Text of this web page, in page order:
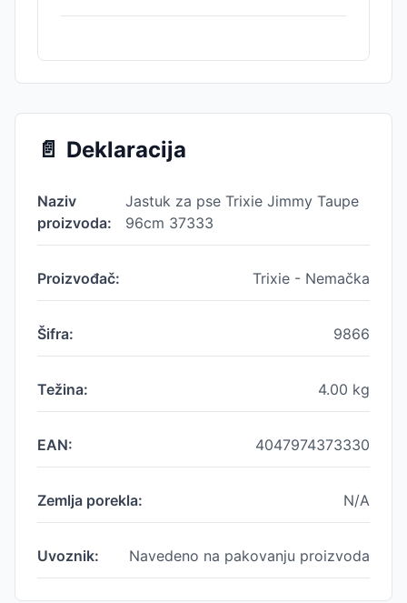
📄 Deklaracija
Naziv
proizvoda:
Jastuk za pse Trixie Jimmy Taupe
96cm 37333
Proizvođač: Trixie - Nemačka
Šifra: 9866
Težina: 4.00 kg
EAN: 4047974373330
Zemlja porekla: N/A
Uvoznik: Navedeno na pakovanju proizvoda